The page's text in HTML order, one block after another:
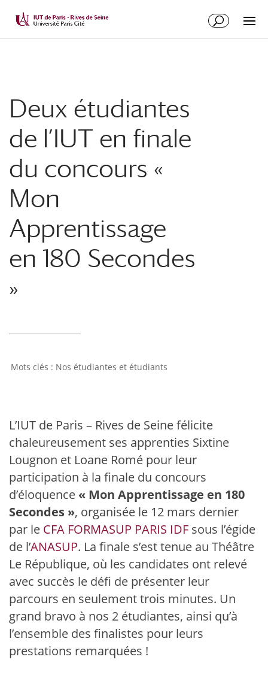
Deux étudiantes
de l’IUT en finale
du concours «
Mon
Apprentissage
en 180 Secondes
»
Nos étudiantes et étudiants
L’IUT de Paris – Rives de Seinefélicite
chaleureusement ses apprenties Sixtine
Lougnon et Loane Romé pour leur
participation à la finale du concours
d’éloquence « Mon Apprentissage en 180
Secondes », organisée le 12 mars dernier
par le CFA FORMASUP PARIS IDF sous l’égide
de l’ANASUP. La finale s’est tenue au Théâtre
Le République, où les candidates ont relevé
avec succès le défi de présenter leur
parcours en seulement trois minutes. Un
grand bravo à nos 2 étudiantes, ainsi qu’à
l’ensemble des finalistes pour leurs
prestations remarquées !